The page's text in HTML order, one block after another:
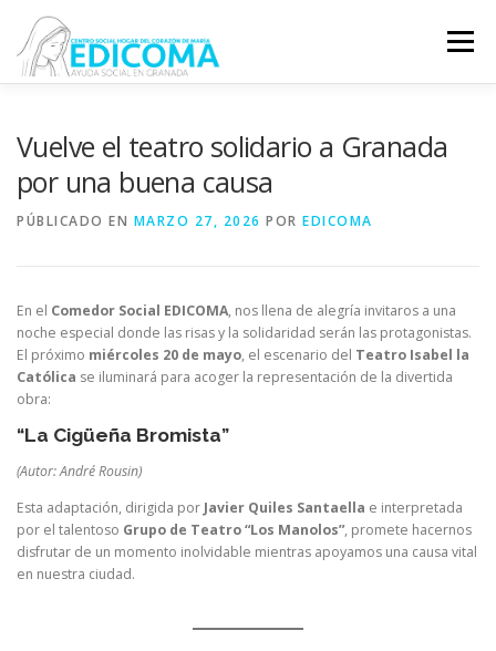
contenido
Menú
Vuelve el teatro solidario a Granada
por una buena causa
PÚBLICADO EN MARZO 27, 2026 POR EDICOMA
En el Comedor Social EDICOMA, nos llena de alegría invitaros a una
noche especial donde las risas y la solidaridad serán las protagonistas.
El próximo miércoles 20 de mayo, el escenario del Teatro Isabel la
Católica se iluminará para acoger la representación de la divertida
obra:
“La Cigüeña Bromista”
(Autor: André Rousin)
Esta adaptación, dirigida por Javier Quiles Santaella e interpretada
por el talentoso Grupo de Teatro “Los Manolos”, promete hacernos
disfrutar de un momento inolvidable mientras apoyamos una causa vital
en nuestra ciudad.